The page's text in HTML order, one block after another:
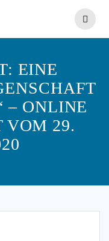
EINE
– ONLINE
VOM 29.